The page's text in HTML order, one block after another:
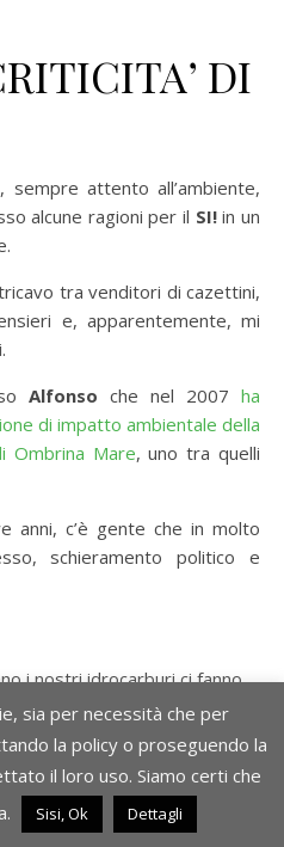
DI
, sempre attento all’ambiente,
alcune ragioni per il SI!in un
tra venditori di cazettini,
e, apparentemente, mi
Alfonso che nel 2007 ha
di impatto ambientale della
Ombrina Mare, uno tra quelli
anni, c’è gente che in molto
schieramento politico e
i nostri idrocarburi ci fanno
pagano per la concessione
eccedenti una franchigia,
estrarre poco per non
sia per necessità che per
la policy o proseguendo la
il loro uso. Siamo certi che
Sisi, Ok Dettagli